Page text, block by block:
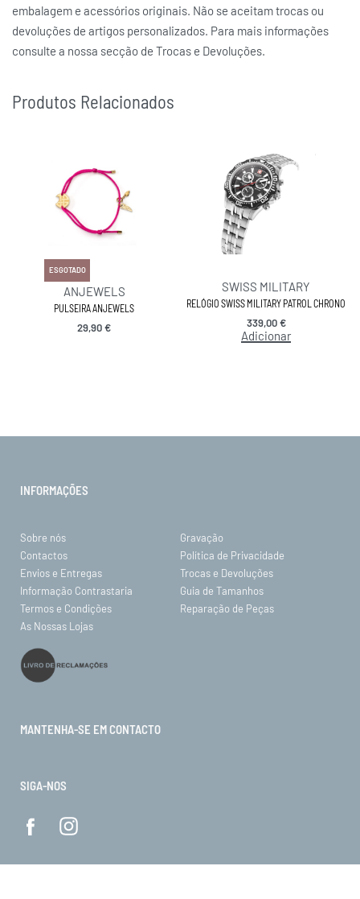
embalagem e acessórios originais. Não se aceitam trocas ou
devoluções de artigos personalizados. Para mais informações
consulte a nossa secção de Trocas e Devoluções.
Produtos Relacionados
ESGOTADO
ANJEWELS
PULSEIRA ANJEWELS
29,90€
SWISS MILITARY
RELÓGIO SWISS MILITARY PATROL CHRONO
339,00€
Adicionar
INFORMAÇÕES
Sobre nós
Gravação
Contactos
Política de Privacidade
Envios e Entregas
Trocas e Devoluções
Informação Contrastaria
Guia de Tamanhos
Termos e Condições
Reparação de Peças
As Nossas Lojas
MANTENHA-SE EM CONTACTO
SIGA-NOS